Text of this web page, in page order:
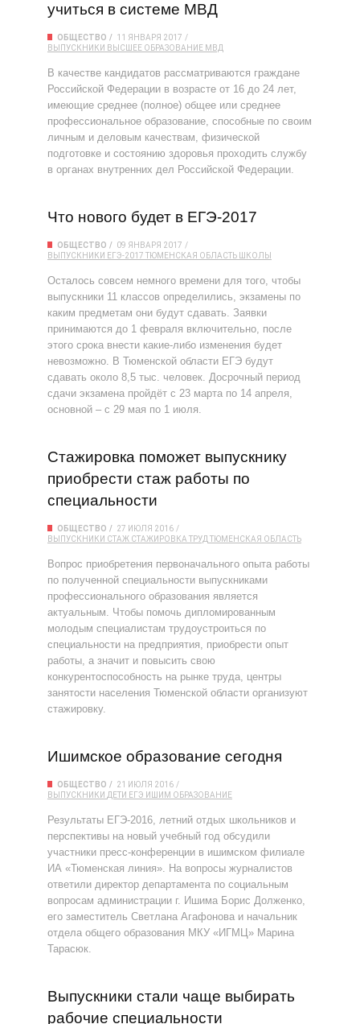
учиться в системе МВД
ОБЩЕСТВО
11 ЯНВАРЯ 2017
ВЫПУСКНИКИ ВЫСШЕЕ ОБРАЗОВАНИЕ МВД
В качестве кандидатов рассматриваются граждане
Российской Федерации в возрасте от 16 до 24 лет,
имеющие среднее (полное) общее или среднее
профессиональное образование, способные по своим
личным и деловым качествам, физической
подготовке и состоянию здоровья проходить службу
в органах внутренних дел Российской Федерации.
Что нового будет в ЕГЭ-2017
ОБЩЕСТВО
09 ЯНВАРЯ 2017
ВЫПУСКНИКИ ЕГЭ-2017 ТЮМЕНСКАЯ ОБЛАСТЬ ШКОЛЫ
Осталось совсем немного времени для того, чтобы
выпускники 11 классов определились, экзамены по
каким предметам они будут сдавать. Заявки
принимаются до 1 февраля включительно, после
этого срока внести какие-либо изменения будет
невозможно. В Тюменской области ЕГЭ будут
сдавать около 8,5 тыс. человек. Досрочный период
сдачи экзамена пройдёт с 23 марта по 14 апреля,
основной – с 29 мая по 1 июля.
Стажировка поможет выпускнику
приобрести стаж работы по
специальности
ОБЩЕСТВО
27 ИЮЛЯ 2016
ВЫПУСКНИКИ СТАЖ СТАЖИРОВКА ТРУД ТЮМЕНСКАЯ ОБЛАСТЬ
Вопрос приобретения первоначального опыта работы
по полученной специальности выпускниками
профессионального образования является
актуальным. Чтобы помочь дипломированным
молодым специалистам трудоустроиться по
специальности на предприятия, приобрести опыт
работы, а значит и повысить свою
конкурентоспособность на рынке труда, центры
занятости населения Тюменской области организуют
стажировку.
Ишимское образование сегодня
ОБЩЕСТВО
21 ИЮЛЯ 2016
ВЫПУСКНИКИ ДЕТИ ЕГЭ ИШИМ ОБРАЗОВАНИЕ
Результаты ЕГЭ-2016, летний отдых школьников и
перспективы на новый учебный год обсудили
участники пресс-конференции в ишимском филиале
ИА «Тюменская линия». На вопросы журналистов
ответили директор департамента по социальным
вопросам администрации г. Ишима Борис Долженко,
его заместитель Светлана Агафонова и начальник
отдела общего образования МКУ «ИГМЦ» Марина
Тарасюк.
Выпускники стали чаще выбирать
рабочие специальности